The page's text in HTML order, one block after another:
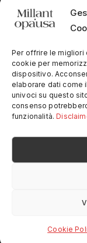
Per offrire le migliori
cookie per
dispositivo.
elaborare dati come
univoci su questo
consenso
funzionalità.
Cookie